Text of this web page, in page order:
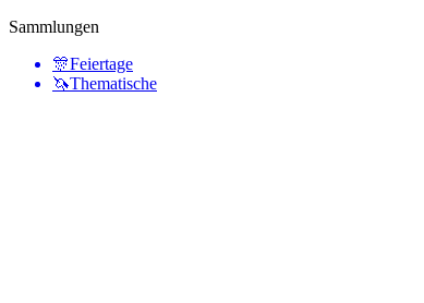
Sammlungen
🎊Feiertage
🦄Thematische